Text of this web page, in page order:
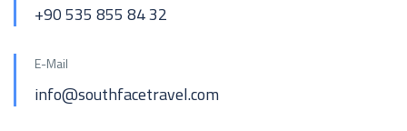
+90 535 855 84 32
E-Mail
info@southfacetravel.com